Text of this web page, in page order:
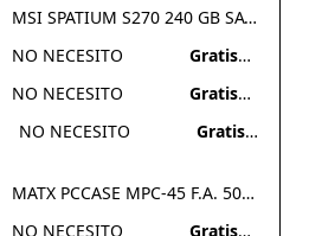
MSI SPATIUM S270 240 GB SATA 3
NO NECESITO
Gratis
NO NECESITO
Gratis
NO NECESITO Gratis
MATX PCCASE MPC-45 F.A. 500W NEGRO
NO NECESITO Gratis